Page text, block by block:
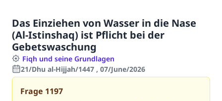
Das Einziehen von Wasser in die Nase
(Al-Istinshaq) ist Pflicht bei der
Gebetswaschung
Fiqh und seine Grundlagen
21/Dhu al-Hijjah/1447 , 07/June/2026
Frage 1197